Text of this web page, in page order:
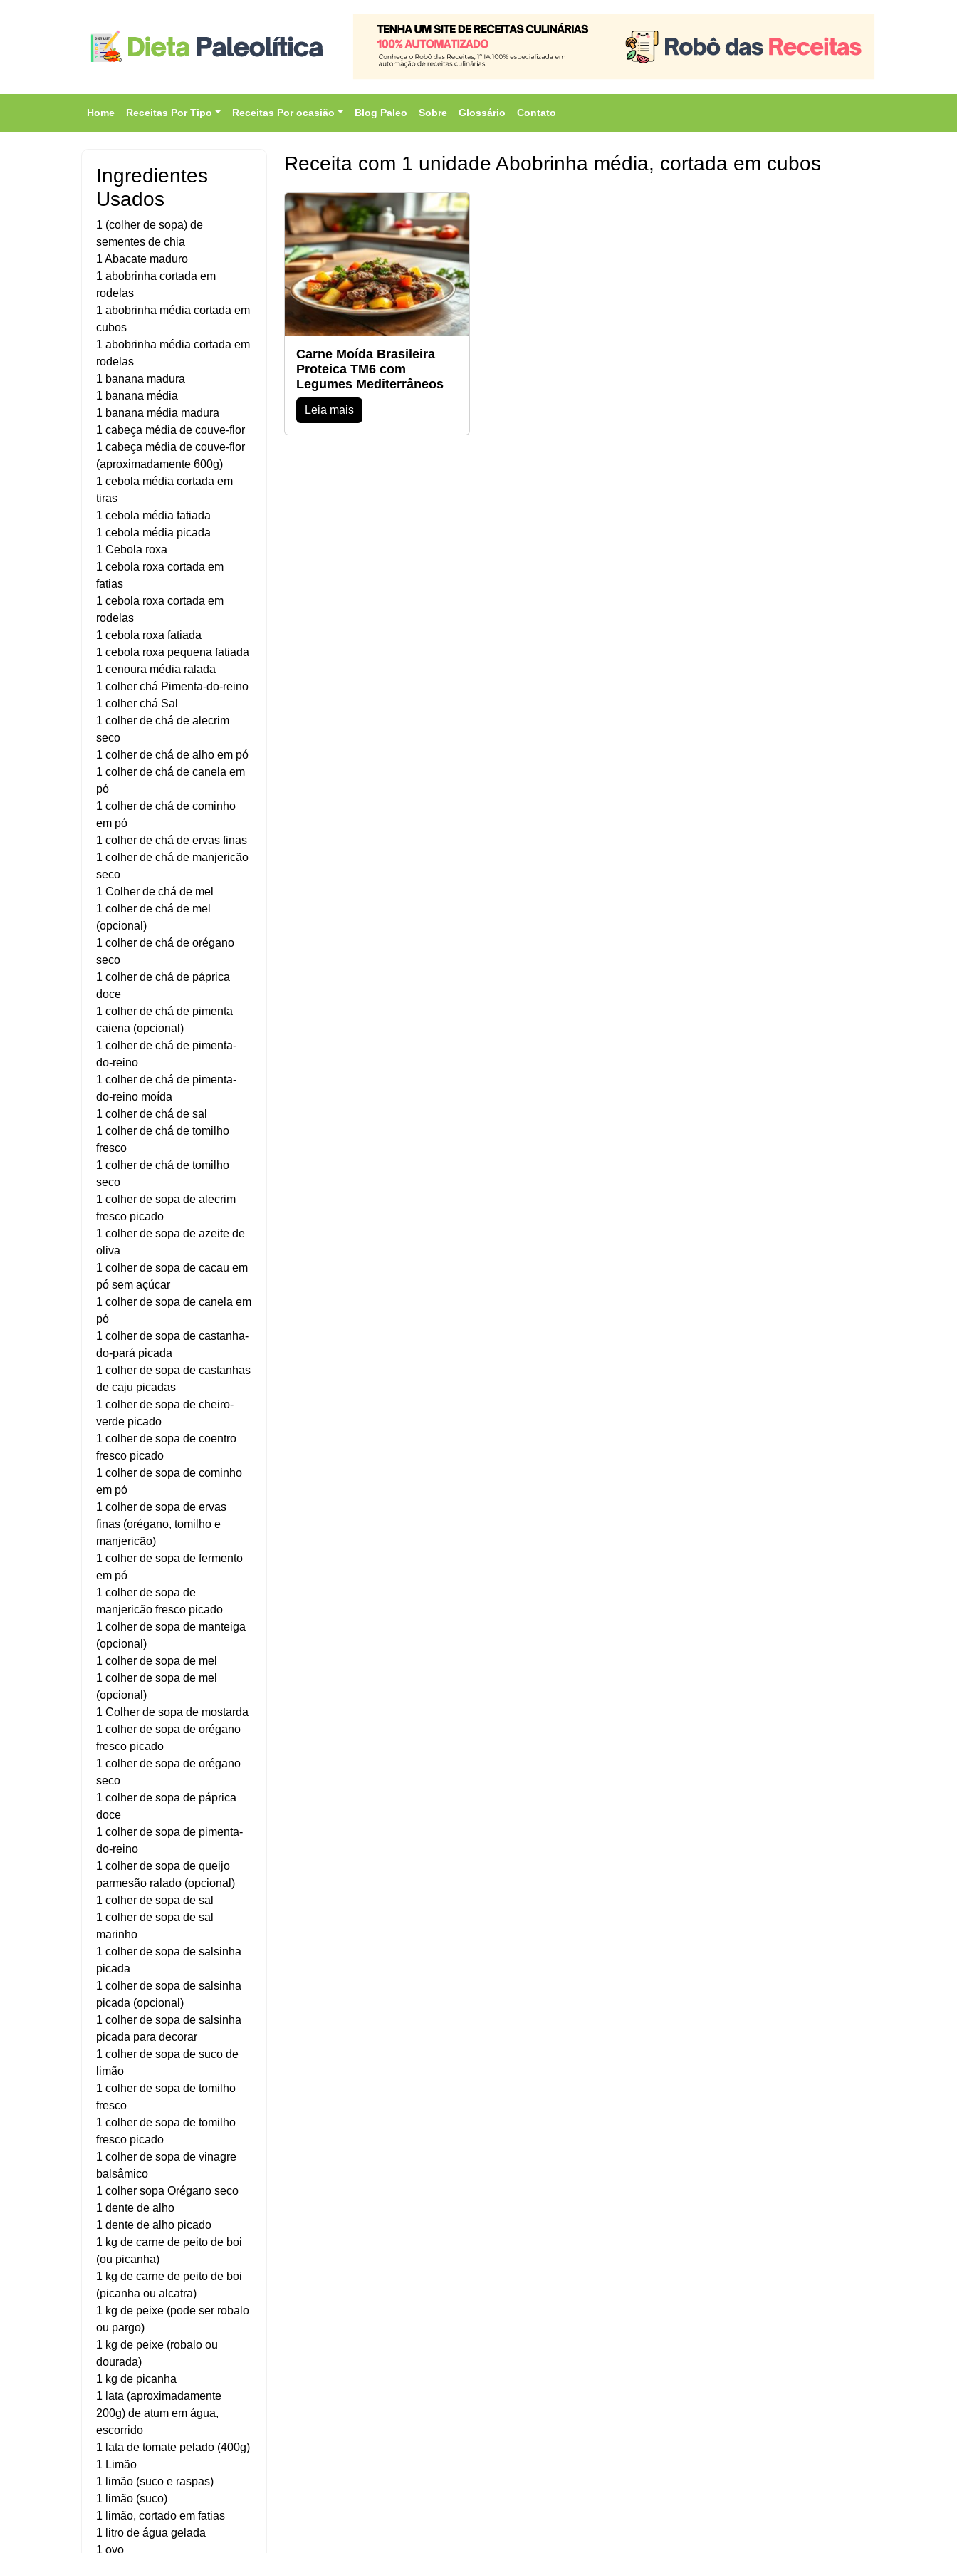
Home Receitas Por Tipo Receitas Por ocasião Blog Paleo Sobre Glossário Contato
Ingredientes
Usados
1 (colher de sopa) de
sementes de chia
1 Abacate maduro
1 abobrinha cortada em
rodelas
1 abobrinha média cortada em
cubos
1 abobrinha média cortada em
rodelas
1 banana madura
1 banana média
1 banana média madura
1 cabeça média de couve-flor
1 cabeça média de couve-flor
(aproximadamente 600g)
1 cebola média cortada em
tiras
1 cebola média fatiada
1 cebola média picada
1 Cebola roxa
1 cebola roxa cortada em
fatias
1 cebola roxa cortada em
rodelas
1 cebola roxa fatiada
1 cebola roxa pequena fatiada
1 cenoura média ralada
1 colher chá Pimenta-do-reino
1 colher chá Sal
1 colher de chá de alecrim
seco
1 colher de chá de alho em pó
1 colher de chá de canela em
pó
1 colher de chá de cominho
em pó
1 colher de chá de ervas finas
1 colher de chá de manjericão
seco
1 Colher de chá de mel
1 colher de chá de mel
(opcional)
1 colher de chá de orégano
seco
1 colher de chá de páprica
doce
1 colher de chá de pimenta
caiena (opcional)
1 colher de chá de pimenta-
do-reino
1 colher de chá de pimenta-
do-reino moída
1 colher de chá de sal
1 colher de chá de tomilho
fresco
1 colher de chá de tomilho
seco
1 colher de sopa de alecrim
fresco picado
1 colher de sopa de azeite de
oliva
1 colher de sopa de cacau em
pó sem açúcar
1 colher de sopa de canela em
pó
1 colher de sopa de castanha-
do-pará picada
1 colher de sopa de castanhas
de caju picadas
1 colher de sopa de cheiro-
verde picado
1 colher de sopa de coentro
fresco picado
1 colher de sopa de cominho
em pó
1 colher de sopa de ervas
finas (orégano, tomilho e
manjericão)
1 colher de sopa de fermento
em pó
1 colher de sopa de
manjericão fresco picado
1 colher de sopa de manteiga
(opcional)
1 colher de sopa de mel
1 colher de sopa de mel
(opcional)
1 Colher de sopa de mostarda
1 colher de sopa de orégano
fresco picado
1 colher de sopa de orégano
seco
1 colher de sopa de páprica
doce
1 colher de sopa de pimenta-
do-reino
1 colher de sopa de queijo
parmesão ralado (opcional)
1 colher de sopa de sal
1 colher de sopa de sal
marinho
1 colher de sopa de salsinha
picada
1 colher de sopa de salsinha
picada (opcional)
1 colher de sopa de salsinha
picada para decorar
1 colher de sopa de suco de
limão
1 colher de sopa de tomilho
fresco
1 colher de sopa de tomilho
fresco picado
1 colher de sopa de vinagre
balsâmico
1 colher sopa Orégano seco
1 dente de alho
1 dente de alho picado
1 kg de carne de peito de boi
(ou picanha)
1 kg de carne de peito de boi
(picanha ou alcatra)
1 kg de peixe (pode ser robalo
ou pargo)
1 kg de peixe (robalo ou
dourada)
1 kg de picanha
1 lata (aproximadamente
200g) de atum em água,
escorrido
1 lata de tomate pelado (400g)
1 Limão
1 limão (suco e raspas)
1 limão (suco)
1 limão, cortado em fatias
1 litro de água gelada
1 ovo
Receita com 1 unidade Abobrinha média, cortada em cubos
Carne Moída Brasileira
Proteica TM6 com
Legumes Mediterrâneos
Leia mais